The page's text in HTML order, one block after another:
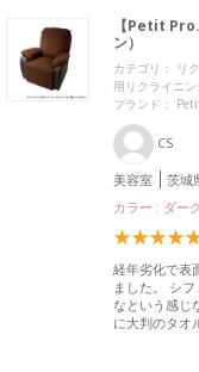
【Petit
ン）
カテゴリ： リ
用リクライニ
ブランド：
CS
美容室
茨城
カラー : ダー
経年劣化で表
ました。 シ
なという感じ
に大判のタオ